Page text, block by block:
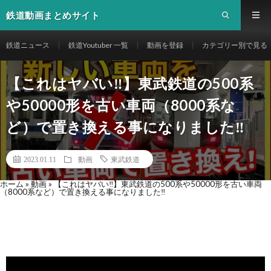
鉄道動画まとめサイト
鉄道ニュース 鉄道Youtuber 一覧 動画を登録 カテゴリー別で見る
【これはヤバい‼️】東武鉄道の500系
や50000形を古い車両（8000系な
ど）で置き換える事になりました‼️
2023.01.11 動画 東武鉄道
ホーム » 動画 » 【これはヤバい‼️】東武鉄道の500系や50000形を古い車両
（8000系など）で置き換える事になりました‼️